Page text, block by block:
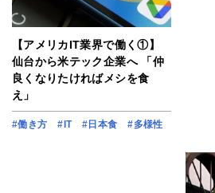
【アメリカIT業界で働く①】
仙台から米テック企業へ 「仲
良くなりたければメシを食
え」
#働き方 #IT #日本食 #多様性